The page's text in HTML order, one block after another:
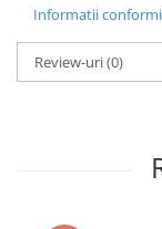
Informatii
Review-uri(0)